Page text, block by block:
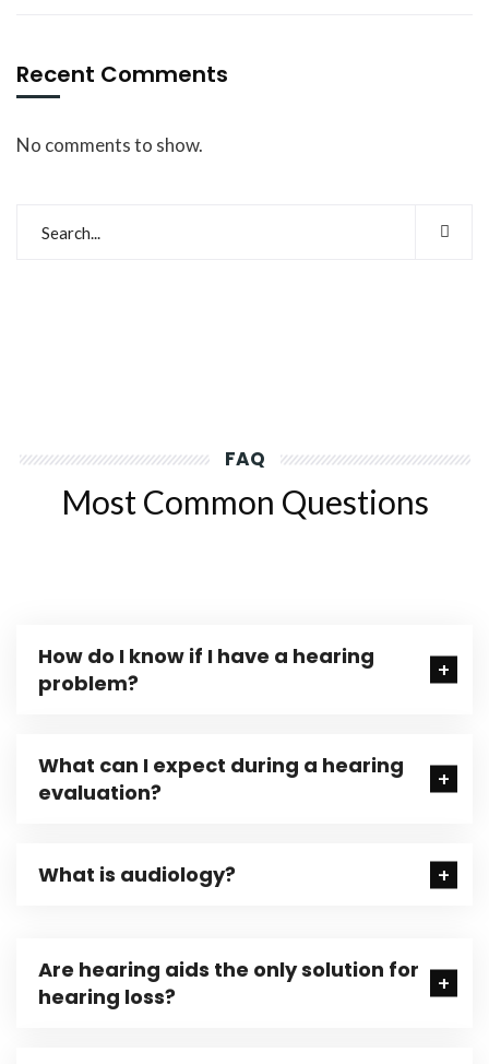
Recent Comments
No comments to show.
FAQ
Most Common Questions
How do I know if I have a hearing
problem?
What can I expect during a hearing
evaluation?
What is audiology?
Are hearing aids the only solution for
hearing loss?